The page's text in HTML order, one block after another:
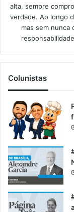
alta, sempre
verdade. Ao longo
mas sem nunca
Colunistas